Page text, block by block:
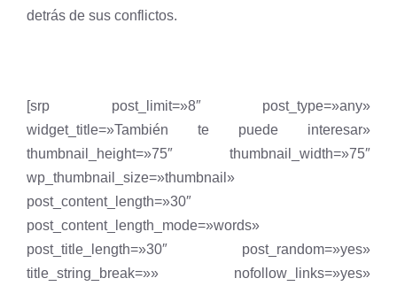
detrás de sus conflictos.
[srp post_limit=»8″ post_type=»any»
widget_title=»También te puede interesar»
thumbnail_height=»75″ thumbnail_width=»75″
wp_thumbnail_size=»thumbnail»
post_content_length=»30″
post_content_length_mode=»words»
post_title_length=»30″ post_random=»yes»
title_string_break=»» nofollow_links=»yes»